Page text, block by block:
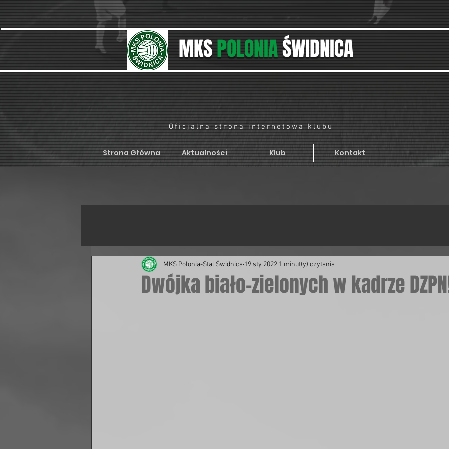
MKSPOLONIAŚWIDNICA
Oficjalna strona internetowa klubu
Strona Główna Aktualności Klub Kontakt
Dwójka biało-zielonych w kadrze
MKS Polonia-Stal Świdnica 19 sty 2022 1 minut(y) czytania